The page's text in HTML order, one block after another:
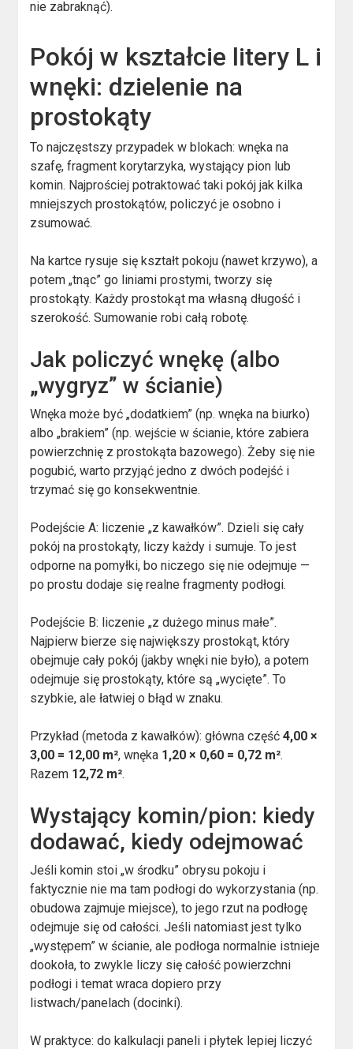
nie zabraknąć).
Pokój w kształcie litery L i
wnęki: dzielenie na
prostokąty
To najczęstszy przypadek w blokach: wnęka na
szafę, fragment korytarzyka, wystający pion lub
komin. Najprościej potraktować taki pokój jak kilka
mniejszych prostokątów, policzyć je osobno i
zsumować.
Na kartce rysuje się kształt pokoju (nawet krzywo), a
potem „tnąc” go liniami prostymi, tworzy się
prostokąty. Każdy prostokąt ma własną długość i
szerokość. Sumowanie robi całą robotę.
Jak policzyć wnękę (albo
„wygryz” w ścianie)
Wnęka może być „dodatkiem” (np. wnęka na biurko)
albo „brakiem” (np. wejście w ścianie, które zabiera
powierzchnię z prostokąta bazowego). Żeby się nie
pogubić, warto przyjąć jedno z dwóch podejść i
trzymać się go konsekwentnie.
Podejście A: liczenie „z kawałków”. Dzieli się cały
pokój na prostokąty, liczy każdy i sumuje. To jest
odporne na pomyłki, bo niczego się nie odejmuje —
po prostu dodaje się realne fragmenty podłogi.
Podejście B: liczenie „z dużego minus małe”.
Najpierw bierze się największy prostokąt, który
obejmuje cały pokój (jakby wnęki nie było), a potem
odejmuje się prostokąty, które są „wycięte”. To
szybkie, ale łatwiej o błąd w znaku.
Przykład (metoda z kawałków): główna część4,00 ×
3,00 = 12,00 m², wnęka 1,20 × 0,60 = 0,72 m².
Razem 12,72 m².
Wystający komin/pion: kiedy
dodawać, kiedy odejmować
Jeśli komin stoi „w środku” obrysu pokoju i
faktycznie nie ma tam podłogi do wykorzystania (np.
obudowa zajmuje miejsce), to jego rzut na podłogę
odejmuje się od całości. Jeśli natomiast jest tylko
„występem” w ścianie, ale podłoga normalnie istnieje
dookoła, to zwykle liczy się całość powierzchni
podłogi i temat wraca dopiero przy
listwach/panelach (docinki).
W praktyce: do kalkulacji paneli i płytek lepiej liczyć